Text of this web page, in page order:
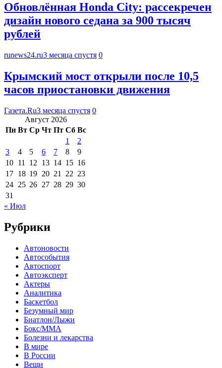
Обновлённая Honda City: рассекречен
дизайн нового седана за 900 тысяч
рублей
runews24.ru3 месяца спустя 0
Крымский мост открыли после 10,5
часов приостановки движения
Газета.Ru3 месяца спустя 0
Август 2026
Пн Вт Ср Чт Пт Сб Вс
1
2
3
4 5 6 7 8
9
10 11 12 13 14 15 16
17 18 19 20 21 22 23
24 25 26 27 28 29 30
31
« Июл
Рубрики
Автоновости
Автособытия
Автоспорт
Автоэксперт
Актеры
Аналитика
Баскетбол
Безумный мир
Биатлон/Лыжи
Бокс/MMA
Болезни и лекарства
В мире
В России
Вещи